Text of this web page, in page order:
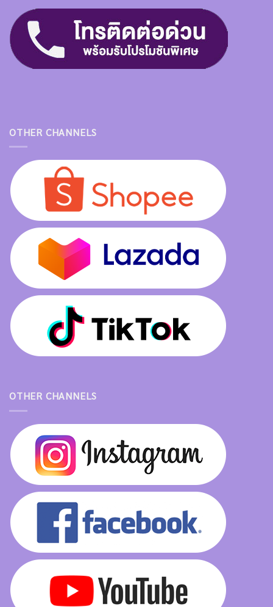
OTHER CHANNELS
OTHER CHANNELS